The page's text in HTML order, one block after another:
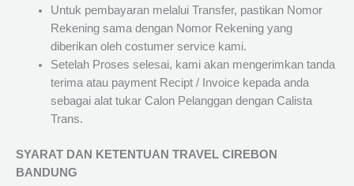
Untuk pembayaran melalui Transfer, pastikan Nomor
Rekening sama dengan Nomor Rekening yang
diberikan oleh costumer service kami.
Setelah Proses selesai, kami akan mengerimkan tanda
terima atau payment Recipt / Invoice kepada anda
sebagai alat tukar Calon Pelanggan dengan Calista
Trans.
SYARAT DAN KETENTUAN TRAVEL CIREBON
BANDUNG